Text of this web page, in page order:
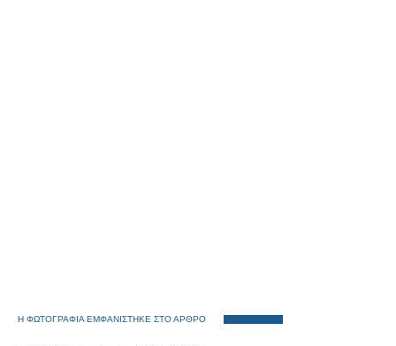
Η ΦΩΤΟΓΡΑΦΙΑ ΕΜΦΑΝΙΣΤΗΚΕ ΣΤΟ ΑΡΘΡΟ